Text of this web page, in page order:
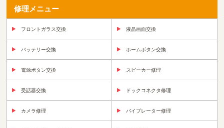
修理メニュー
フロントガラス交換 液晶画面交換
バッテリー交換 ホームボタン交換
電源ボタン交換 スピーカー修理
受話器交換 ドックコネクタ修理
カメラ修理 バイブレーター修理